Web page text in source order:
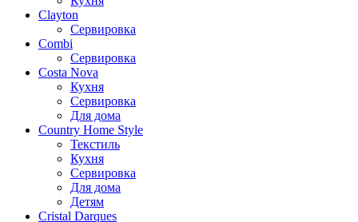
Clayton
Сервировка
Combi
Сервировка
Costa Nova
Кухня
Сервировка
Для дома
Country Home Style
Текстиль
Кухня
Сервировка
Для дома
Детям
Cristal Darques